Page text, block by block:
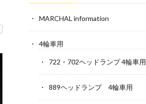
MARCHAL information
4輪車用
722・702ヘッドランプ 4輪車用
889ヘッドランプ 4輪車用